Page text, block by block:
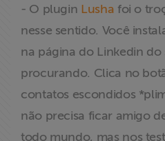
>> Conteúdo
exclusivo para
associados
Assine a nossa
newsletter
- O plugin Lusha foi o
nesse sentido. Você
na página do Linkedin do
procurando. Clica no
contatos escondidos
não precisa ficar amigo
todo mundo, mas nos